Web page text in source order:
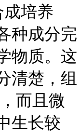
成培养
种成分完
物质。这
清楚，组
而且微
生长较